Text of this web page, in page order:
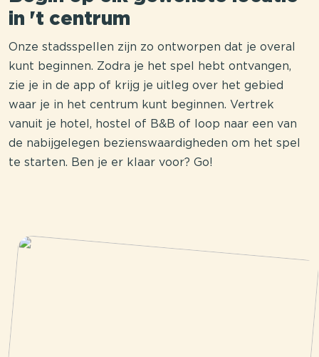
in 't centrum
Onze stadsspellen zijn zo ontworpen dat je overal
kunt beginnen. Zodra je het spel hebt ontvangen,
zie je in de app of krijg je uitleg over het gebied
waar je in het centrum kunt beginnen. Vertrek
vanuit je hotel, hostel of B&B of loop naar een van
de nabijgelegen bezienswaardigheden om het spel
te starten. Ben je er klaar voor? Go!